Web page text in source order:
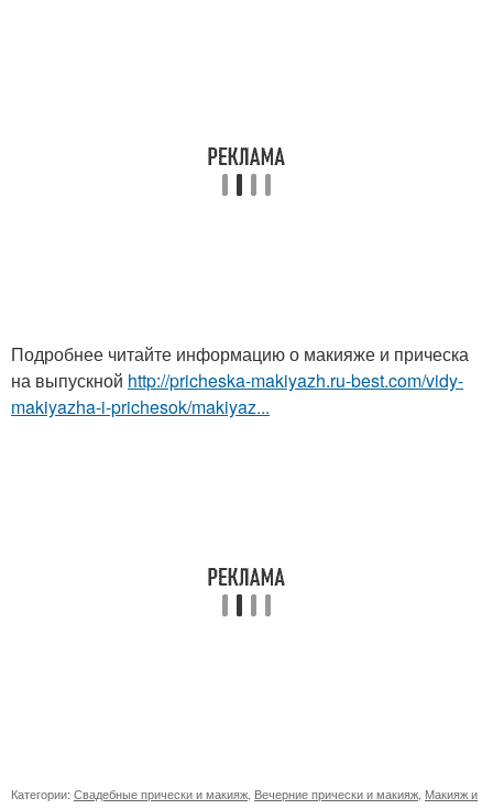
Подробнее читайте информацию о макияже и прическа
на выпускной http://pricheska-makiyazh.ru-best.com/vidy-
makiyazha-i-prichesok/makiyaz...
Категории: Свадебные прически и макияж Вечерние прически и макияж Макияж и